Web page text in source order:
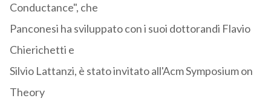
Conductance", che
Panconesi ha sviluppato con i suoi dottorandi Flavio
Chierichetti e
Silvio Lattanzi, è stato invitato all'Acm Symposium on
Theory